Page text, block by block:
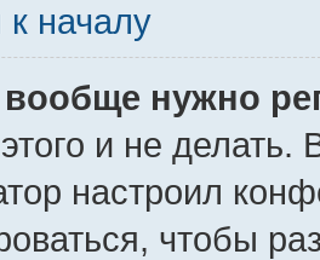
к началу
нужно
и не делать.
настроил
чтобы